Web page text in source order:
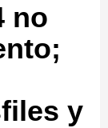
no
y